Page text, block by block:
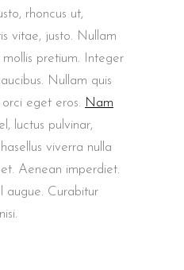
rhoncus ut,
vitae, justo. Nullam
pretium. Integer
Nullam quis
eget eros. Nam
luctus pulvinar,
viverra nulla
Aenean imperdiet.
augue. Curabitur